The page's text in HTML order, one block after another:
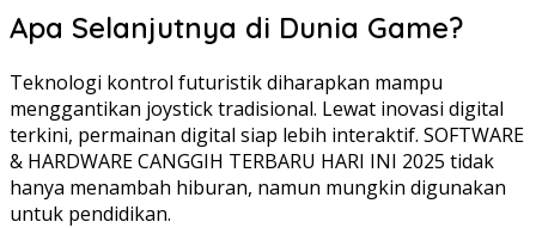
Apa Selanjutnya di Dunia Game?
Teknologi kontrol futuristik diharapkan mampu
menggantikan joystick tradisional. Lewat inovasi digital
terkini, permainan digital siap lebih interaktif. SOFTWARE
& HARDWARE CANGGIH TERBARU HARI INI 2025 tidak
hanya menambah hiburan, namun mungkin digunakan
untuk pendidikan.